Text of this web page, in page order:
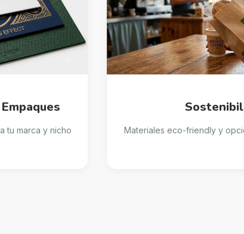
tu marca y nicho
Materiales eco-friendly y